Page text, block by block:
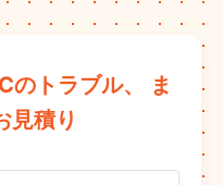
トラブル、
ま
見積り